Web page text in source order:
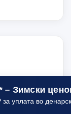
– Зимски
уплата во